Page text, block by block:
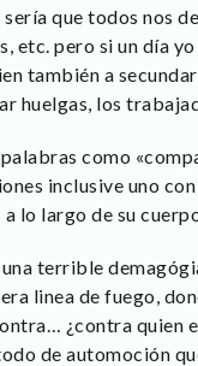
que todos nos
etc. pero si un día
también a
huelgas, los
como
inclusive uno
lo largo de su
terrible
linea de fuego,
¿contra quien
de automoción